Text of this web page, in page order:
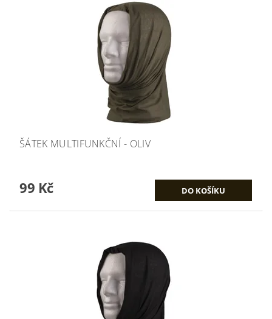
ŠÁTEK MULTIFUNKČNÍ - OLIV
99 Kč